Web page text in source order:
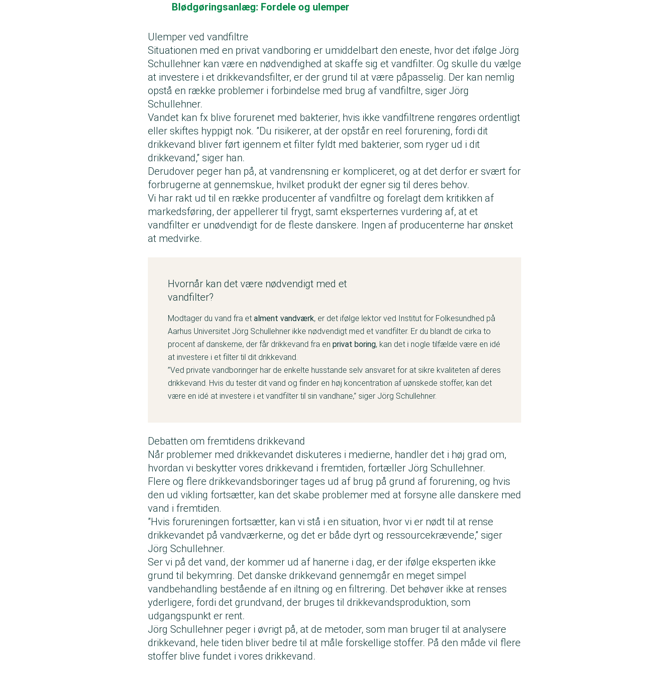
Blødgøringsanlæg: Fordele og ulemper
Ulemper ved vandfiltre
Situationen med en privat vandboring er umiddelbart den eneste, hvor det ifølge Jörg
Schullehner kan være en nødvendighed at skaffe sig et vandfilter. Og skulle du vælge
at investere i et drikkevandsfilter, er der grund til at være påpasselig. Der kan nemlig
opstå en række problemer i forbindelse med brug af vandfiltre, siger Jörg
Schullehner.
Vandet kan fx blive forurenet med bakterier, hvis ikke vandfiltrene rengøres ordentligt
eller skiftes hyppigt nok. ”Du risikerer, at der opstår en reel forurening, fordi dit
drikkevand bliver ført igennem et filter fyldt med bakterier, som ryger ud i dit
drikkevand,” siger han.
Derudover peger han på, at vandrensning er kompliceret, og at det derfor er svært for
forbrugerne at gennemskue, hvilket produkt der egner sig til deres behov.
Vi har rakt ud til en række producenter af vandfiltre og forelagt dem kritikken af
markedsføring, der appellerer til frygt, samt eksperternes vurdering af, at et
vandfilter er unødvendigt for de fleste danskere. Ingen af producenterne har ønsket
at medvirke.
Hvornår kan det være nødvendigt med et
vandfilter?
Modtager du vand fra et alment vandværk, er det ifølge lektor ved Institut for Folkesundhed på
Aarhus Universitet Jörg Schullehner ikke nødvendigt med et vandfilter. Er du blandt de cirka to
procent af danskerne, der får drikkevand fra en privat boring, kan det i nogle tilfælde være en idé
at investere i et filter til dit drikkevand.
”Ved private vandboringer har de enkelte husstande selv ansvaret for at sikre kvaliteten af deres
drikkevand. Hvis du tester dit vand og finder en høj koncentration af uønskede stoffer, kan det
være en idé at investere i et vandfilter til sin vandhane,” siger Jörg Schullehner.
Debatten om fremtidens drikkevand
Når problemer med drikkevandet diskuteres i medierne, handler det i høj grad om,
hvordan vi beskytter vores drikkevand i fremtiden, fortæller Jörg Schullehner.
Flere og flere drikkevandsboringer tages ud af brug på grund af forurening, og hvis
den ud vikling fortsætter, kan det skabe problemer med at forsyne alle danskere med
vand i fremtiden.
”Hvis forureningen fortsætter, kan vi stå i en situation, hvor vi er nødt til at rense
drikkevandet på vandværkerne, og det er både dyrt og ressourcekrævende,” siger
Jörg Schullehner.
Ser vi på det vand, der kommer ud af hanerne i dag, er der ifølge eksperten ikke
grund til bekymring. Det danske drikkevand gennemgår en meget simpel
vandbehandling bestående af en iltning og en filtrering. Det behøver ikke at renses
yderligere, fordi det grundvand, der bruges til drikkevandsproduktion, som
udgangspunkt er rent.
Jörg Schullehner peger i øvrigt på, at de metoder, som man bruger til at analysere
drikkevand, hele tiden bliver bedre til at måle forskellige stoffer. På den måde vil flere
stoffer blive fundet i vores drikkevand.